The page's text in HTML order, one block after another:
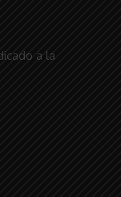
a la